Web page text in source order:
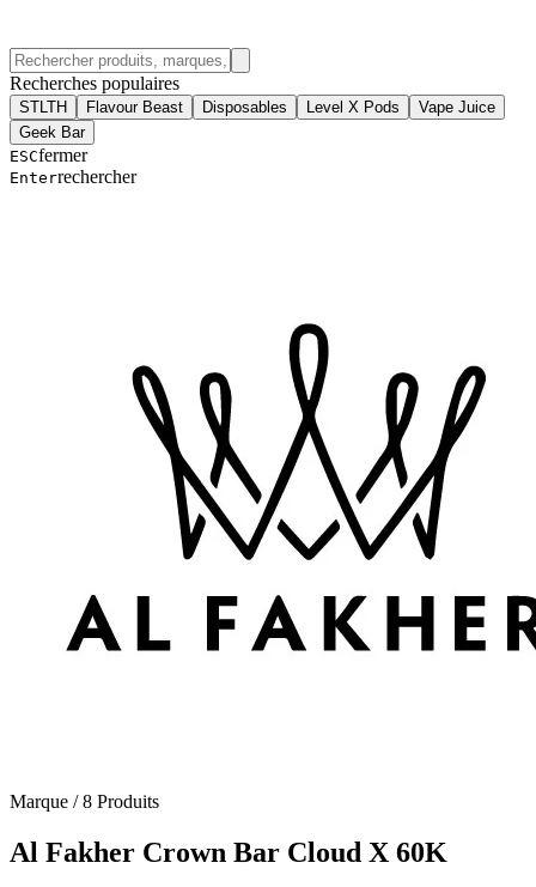
Recherches populaires
STLTH Flavour Beast Disposables Level X Pods
Vape Juice
Geek Bar
ESCfermer
Enterrechercher
Marque /8 Produits
Al Fakher Crown Bar Cloud X 60K